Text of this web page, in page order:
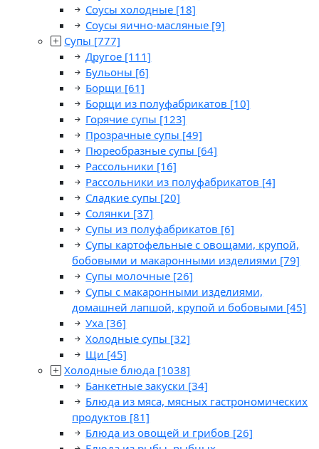
Соусы холодные [18]
Соусы яично-масляные [9]
Супы [777]
Другое [111]
Бульоны [6]
Борщи [61]
Борщи из полуфабрикатов [10]
Горячие супы [123]
Прозрачные супы [49]
Пюреобразные супы [64]
Рассольники [16]
Рассольники из полуфабрикатов [4]
Сладкие супы [20]
Солянки [37]
Супы из полуфабрикатов [6]
Супы картофельные с овощами, крупой,
бобовыми и макаронными изделиями [79]
Супы молочные [26]
Супы с макаронными изделиями,
домашней лапшой, крупой и бобовыми [45]
Уха [36]
Холодные супы [32]
Щи [45]
Холодные блюда [1038]
Банкетные закуски [34]
Блюда из мяса, мясных гастрономических
продуктов [81]
Блюда из овощей и грибов [26]